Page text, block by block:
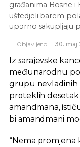
građanima Bosne i
uštedjeli barem
uporno sakupljaju
Objavljeno 30. maj
Iz sarajevske
međunarodnu
grupu nevladinih
proteklih
amandmana,
bi amandmani
“Nema promjena